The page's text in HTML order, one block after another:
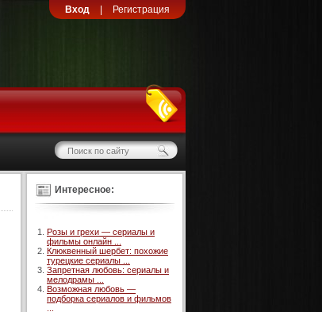
Вход Регистрация
Интересное:
Розы и грехи — сериалы и
фильмы онлайн ...
Клюквенный шербет: похожие
турецкие сериалы ...
Запретная любовь: сериалы и
мелодрамы ...
Возможная любовь —
подборка сериалов и фильмов